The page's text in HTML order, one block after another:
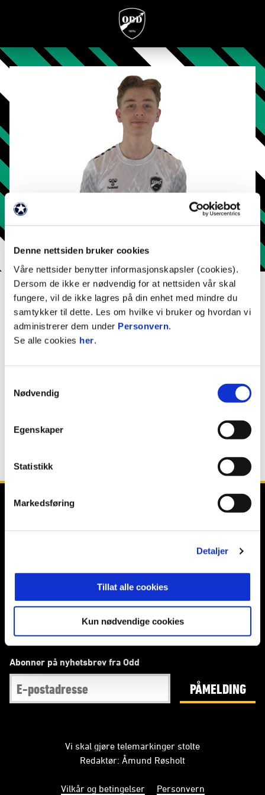
Denne nettsiden bruker cookies
Våre nettsider benytter informasjonskapsler (cookies).
Dersom de ikke er nødvendig for at nettsiden vår skal
fungere, vil de ikke lagres på din enhet med mindre du
samtykker til dette. Les om hvilke vi bruker og hvordan vi
administrerer dem under Personvern.
Se alle cookies her.
Nødvendig
Egenskaper
Statistikk
Markedsføring
Detaljer
Tillat alle cookies
Kun nødvendige cookies
Mikkel Asdøl Birkeland
FORSVARSSPILLER
Nasjonalitet
Tidligere klubber: Gulset
Facebook Instagram Twitter
Abonner på nyhetsbrev fra Odd
PÅMELDING
Vi skal gjøre telemarkinger stolte
Redaktør: Åmund Røsholt
Vilkår og betingelser Personvern